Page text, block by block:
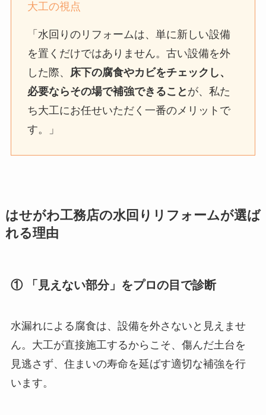
大工の視点
「水回りのリフォームは、単に新しい設備
を置くだけではありません。古い設備を外
した際、
床下の腐食やカビをチェックし、
必要ならその場で補強できること が、私た
ち大工にお任せいただく一番のメリットで
す。」
はせがわ工務店の水回りリフォームが選ば
れる理由
① 「見えない部分」をプロの目で診断
水漏れによる腐食は、設備を外さないと見えませ
ん。大工が直接施工するからこそ、傷んだ土台を
見逃さず、住まいの寿命を延ばす適切な補強を行
います。